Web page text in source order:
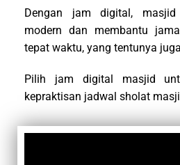
Dengan jam digital,
modern dan membantu
tepat waktu, yang tentunya
Pilih jam digital masjid
kepraktisan jadwal sholat